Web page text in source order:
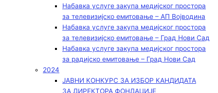
Набавка услуге закупа медијског простора
за телевизијско емитовање – АП Војводинa
Набавка услуге закупа медијског простора
за телевизијско емитовање – Град Нови Сад
Набавка услуге закупа медијског простора
за радијско емитовање – Град Нови Сад
2024
ЈАВНИ КОНКУРС ЗА ИЗБОР КАНДИДАТА
ЗА ДИРЕКТОРА ФОНДАЦИЈЕ